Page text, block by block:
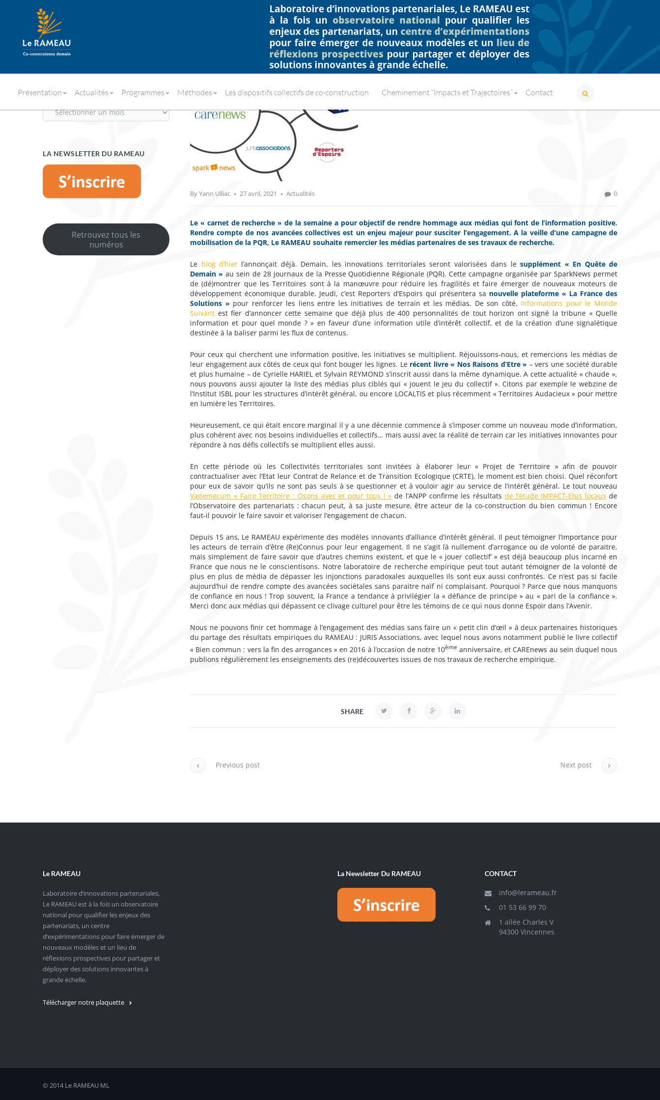
Présentation Actualités Programmes Méthodes Les dispositifs collectifs de co-construction Cheminement “Impacts et Trajectoires” Contact
MERCI AUX MÉDIAS À INFORMATION POSITIVE ! Home Actualités Merci aux médias à information positive !
ByYann Ulliac 27 avril, 2021 Actualités 0
Le « carnet de recherche » de la semaine a pour objectif de rendre hommage aux médias qui font de l’information positive.
Rendre compte de nos avancées collectives est un enjeu majeur pour susciter l’engagement. A la veille d’une campagne de
mobilisation de la PQR, Le RAMEAU souhaite remercier les médias partenaires de ses travaux de recherche.
Le blog d’hierl’annonçait déjà. Demain, les innovations territoriales seront valorisées dans lesupplément « En Quête de
Demain » au sein de 28 journaux de la Presse Quotidienne Régionale (PQR). Cette campagne organisée par SparkNews permet
de (dé)montrer que les Territoires sont à la manœuvre pour réduire les fragilités et faire émerger de nouveaux moteurs de
développement économique durable. Jeudi, c’est Reporters d’Espoirs qui présentera sa nouvelle plateforme « La France des
Solutions » pour renforcer les liens entre les initiatives de terrain et les médias. De son côté, Informations pour le Monde
Suivant est fier d’annoncer cette semaine que déjà plus de 400 personnalités de tout horizon ont signé la tribune « Quelle
information et pour quel monde ? » en faveur d’une information utile d’intérêt collectif, et de la création d’une signalétique
destinée à la baliser parmi les flux de contenus.
Pour ceux qui cherchent une information positive, les initiatives se multiplient. Réjouissons-nous, et remercions les médias de
leur engagement aux côtés de ceux qui font bouger les lignes. Le récent livre « Nos Raisons d’Etre » – vers une société durable
et plus humaine – de Cyrielle HARIEL et Sylvain REYMOND s’inscrit aussi dans la même dynamique. A cette actualité « chaude »,
nous pouvons aussi ajouter la liste des médias plus ciblés qui « jouent le jeu du collectif ». Citons par exemple le webzine de
l’Institut ISBL pour les structures d’intérêt général, ou encore LOCALTIS et plus récemment « Territoires Audacieux » pour mettre
en lumière les Territoires.
Heureusement, ce qui était encore marginal il y a une décennie commence à s’imposer comme un nouveau mode d’information,
plus cohérent avec nos besoins individuelles et collectifs… mais aussi avec la réalité de terrain car les initiatives innovantes pour
répondre à nos défis collectifs se multiplient elles aussi.
En cette période où les Collectivités territoriales sont invitées à élaborer leur « Projet de Territoire » afin de pouvoir
contractualiser avec l’Etat leur Contrat de Relance et de Transition Ecologique (CRTE), le moment est bien choisi. Quel réconfort
pour eux de savoir qu’ils ne sont pas seuls à se questionner et à vouloir agir au service de l’intérêt général. Le tout nouveau
Vademecum « Faire Territoire : Osons avec et pour tous ! » de l’ANPP confirme les résultats de l’étude IMPACT-Elus locaux de
l’Observatoire des partenariats : chacun peut, à sa juste mesure, être acteur de la co-construction du bien commun ! Encore
faut-il pouvoir le faire savoir et valoriser l’engagement de chacun.
Depuis 15 ans, Le RAMEAU expérimente des modèles innovants d’alliance d’intérêt général. Il peut témoigner l’importance pour
les acteurs de terrain d’être (Re)Connus pour leur engagement. Il ne s’agit là nullement d’arrogance ou de volonté de paraitre,
mais simplement de faire savoir que d’autres chemins existent, et que le « jouer collectif’ » est déjà beaucoup plus incarné en
France que nous ne le conscientisons. Notre laboratoire de recherche empirique peut tout autant témoigner de la volonté de
plus en plus de média de dépasser les injonctions paradoxales auxquelles ils sont eux aussi confrontés. Ce n’est pas si facile
aujourd’hui de rendre compte des avancées sociétales sans paraitre naïf ni complaisant. Pourquoi ? Parce que nous manquons
de confiance en nous ! Trop souvent, la France a tendance à privilégier la « défiance de principe » au « pari de la confiance ».
Merci donc aux médias qui dépassent ce clivage culturel pour être les témoins de ce qui nous donne Espoir dans l’Avenir.
Nous ne pouvons finir cet hommage à l’engagement des médias sans faire un « petit clin d’œil » à deux partenaires historiques
du partage des résultats empiriques du RAMEAU : JURIS Associations, avec lequel nous avons notamment publié le livre collectif
« Bien commun : vers la fin des arrogances » en 2016 à l’occasion de notre 10ème anniversaire, et CAREnews au sein duquel nous
publions régulièrement les enseignements des (re)découvertes issues de nos travaux de recherche empirique.
SHARE
Previous post Next post
ARCHIVES
LA NEWSLETTER DU RAMEAU
Retrouvez tous les
numéros
Le RAMEAU
Laboratoire d’innovations partenariales,
Le RAMEAU est à la fois un observatoire
national pour qualifier les enjeux des
partenariats, un centre
d’expérimentations pour faire émerger de
nouveaux modèles et un lieu de
réflexions prospectives pour partager et
déployer des solutions innovantes à
grande échelle.
Télécharger notre plaquette
La Newsletter Du RAMEAU CONTACT
info@lerameau.fr
01 53 66 99 70
1 allée Charles V
94300 Vincennes
© 2014 Le RAMEAU ML